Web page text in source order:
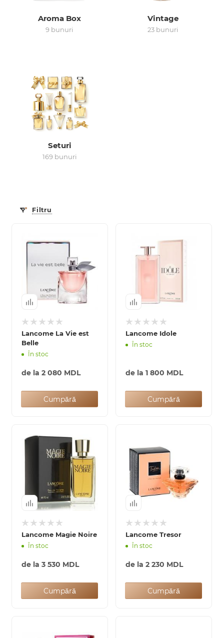
Aroma Box
9 bunuri
Vintage
23 bunuri
Seturi
169 bunuri
Filtru
Lancome La Vie est
Belle
În stoc
de la 2 080 MDL
Cumpără
Lancome Idole
În stoc
de la 1 800 MDL
Cumpără
Lancome Magie Noire
În stoc
de la 3 530 MDL
Cumpără
Lancome Tresor
În stoc
de la 2 230 MDL
Cumpără